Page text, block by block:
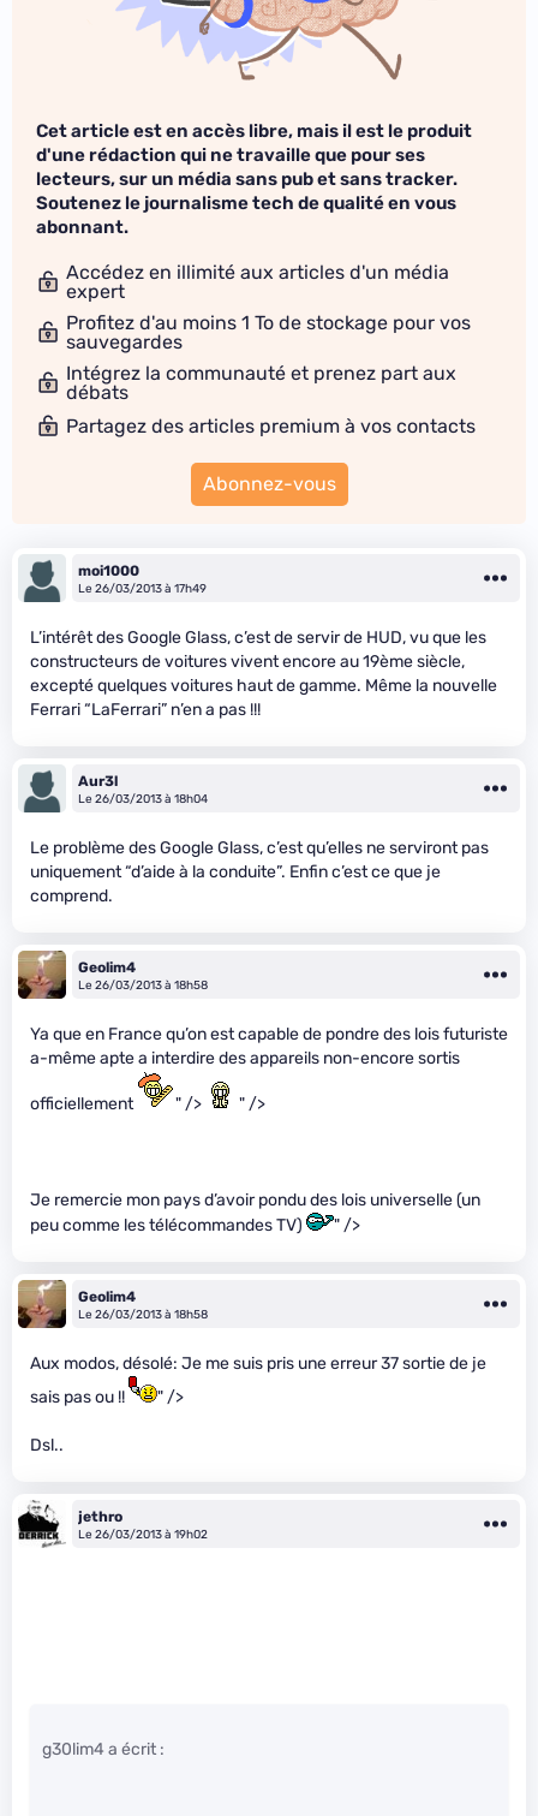
Cet article est en accès libre, mais il est le produit
d'une rédaction qui ne travaille que pour ses
lecteurs, sur un média sans pub et sans tracker.
Soutenez le journalisme tech de qualité en vous
abonnant.
Accédez en illimité aux articles d'un média
expert
Profitez d'au moins 1 To de stockage pour vos
sauvegardes
Intégrez la communauté et prenez part aux
débats
Partagez des articles premium à vos contacts
Abonnez-vous
moi1000
Le 26/03/2013 à 17h49
L’intérêt des Google Glass, c’est de servir de HUD, vu que les
constructeurs de voitures vivent encore au 19ème siècle,
excepté quelques voitures haut de gamme. Même la nouvelle
Ferrari “LaFerrari” n’en a pas !!!
Aur3l
Le 26/03/2013 à 18h04
Le problème des Google Glass, c’est qu’elles ne serviront pas
uniquement “d’aide à la conduite”. Enfin c’est ce que je
comprend.
Geolim4
Le 26/03/2013 à 18h58
Ya que en France qu’on est capable de pondre des lois futuriste
a-même apte a interdire des appareils non-encore sortis
officiellement " /> " />
Je remercie mon pays d’avoir pondu des lois universelle (un
peu comme les télécommandes TV)
" />
Geolim4
Le 26/03/2013 à 18h58
Aux modos, désolé: Je me suis pris une erreur 37 sortie de je
sais pas ou !!
" />
Dsl..
jethro
Le 26/03/2013 à 19h02
g30lim4 a écrit :